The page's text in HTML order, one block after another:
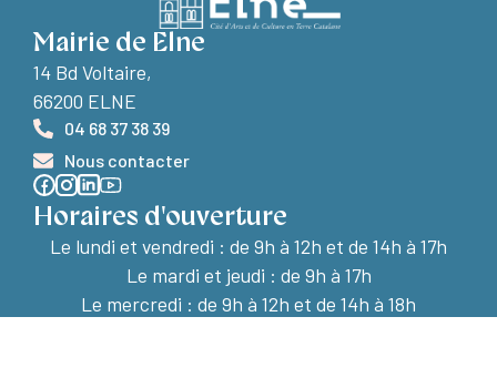
Mairie de Elne
14 Bd Voltaire,
66200 ELNE
04 68 37 38 39
Nous contacter
Horaires d'ouverture
Le lundi et vendredi : de 9h à 12h et de 14h à 17h
Le mardi et jeudi : de 9h à 17h
Le mercredi : de 9h à 12h et de 14h à 18h